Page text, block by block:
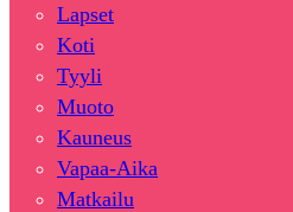
Lapset
Koti
Tyyli
Muoto
Kauneus
Vapaa-Aika
Matkailu